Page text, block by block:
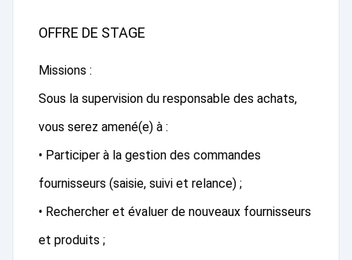
OFFRE DE STAGE
Missions :
Sous la supervision du responsable des achats,
vous serez amené(e) à :
• Participer à la gestion des commandes
fournisseurs (saisie, suivi et relance) ;
• Rechercher et évaluer de nouveaux fournisseurs
et produits ;